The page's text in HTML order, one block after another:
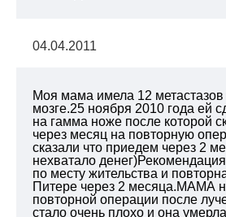
04.04.2011
Моя мама имела 12 метастазов
мозге.25 ноября 2010 года ей
на гамма ноже после которой
через месяц на повторную
сказали что приедем через 2
нехватало
по месту жительства и
Питере через 2 месяца.МАМА
повторной операции после
стало очень плохо и она